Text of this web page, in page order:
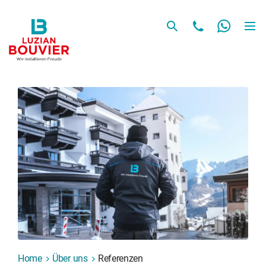
Home Über uns Referenzen